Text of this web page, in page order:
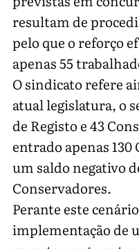
resultam de
pelo que o reforço
apenas 55
O sindicato refere
atual legislatura, o
de Registo e 43
entrado apenas
um saldo negativo
Conservadores.
Perante este
implementação de